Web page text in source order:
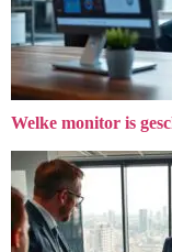
Welke monitor is